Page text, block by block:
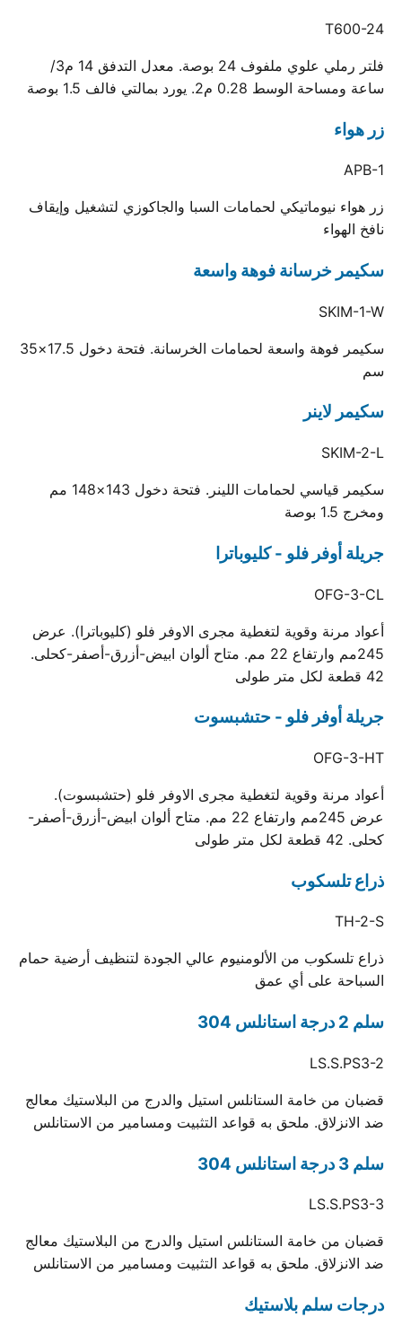
T600-24
فلتر رملي علوي ملفوف 24 بوصة. معدل التدفق 14 م3/
ساعة ومساحة الوسط 0.28 م2. يورد بمالتي فالف 1.5 بوصة
زر هواء
APB-1
زر هواء نيوماتيكي لحمامات السبا والجاكوزي لتشغيل وإيقاف
نافخ الهواء
سكيمر خرسانة فوهة واسعة
SKIM-1-W
سكيمر فوهة واسعة لحمامات الخرسانة. فتحة دخول 17.5×35
سم
سكيمر لاينر
SKIM-2-L
سكيمر قياسي لحمامات اللينر. فتحة دخول 143×148 مم
ومخرج 1.5 بوصة
جريلة أوفر فلو - كليوباترا
OFG-3-CL
أعواد مرنة وقوية لتغطية مجرى الاوفر فلو (كليوباترا). عرض
245مم وارتفاع 22 مم. متاح ألوان ابيض-أزرق-أصفر-كحلى.
42 قطعة لكل متر طولى
جريلة أوفر فلو - حتشبسوت
OFG-3-HT
أعواد مرنة وقوية لتغطية مجرى الاوفر فلو (حتشبسوت).
عرض 245مم وارتفاع 22 مم. متاح ألوان ابيض-أزرق-أصفر-
كحلى. 42 قطعة لكل متر طولى
ذراع تلسكوب
TH-2-S
ذراع تلسكوب من الألومنيوم عالي الجودة لتنظيف أرضية حمام
السباحة على أي عمق
سلم 2 درجة استانلس 304
LS.S.PS3-2
قضبان من خامة الستانلس استيل والدرج من البلاستيك معالج
ضد الانزلاق. ملحق به قواعد التثبيت ومسامير من الاستانلس
سلم 3 درجة استانلس 304
LS.S.PS3-3
قضبان من خامة الستانلس استيل والدرج من البلاستيك معالج
ضد الانزلاق. ملحق به قواعد التثبيت ومسامير من الاستانلس
درجات سلم بلاستيك